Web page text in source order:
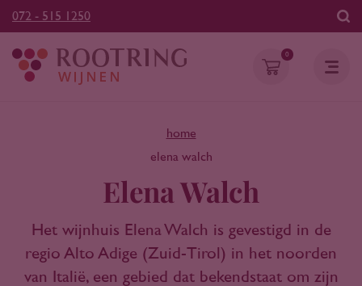
072 - 515 1250
0
home
elena walch
Elena Walch
Het wijnhuis Elena Walch is gevestigd in de
regio Alto Adige (Zuid-Tirol) in het noorden
van Italië, een gebied dat bekendstaat om zijn